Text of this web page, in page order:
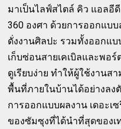
มาเป็นไลฟ์สไตล์ คิว แอลอี
360 องศา ด้วยการออกแบ
ดั่งงานศิลปะ รวมทั้งออกแ
เก็บซ่อนสายเคเบิลและพอ
ดูเรียบง่าย ทำให้ผู้ใช้งานส
พื้นที่ภายในบ้านได้อย่างลง
การออกแบบผลงาน เดอะ
ของซัมซุงที่ได้นำที่สุดของ